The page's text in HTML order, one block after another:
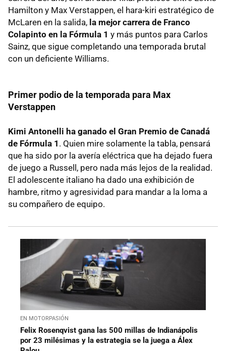
Hamilton y Max Verstappen, el hara-kiri estratégico de
McLaren en la salida, la mejor carrera de Franco
Colapinto en la Fórmula 1 y más puntos para Carlos
Sainz, que sigue completando una temporada brutal
con un deficiente Williams.
Primer podio de la temporada para Max
Verstappen
Kimi Antonelli ha ganado el Gran Premio de Canadá
de Fórmula 1 . Quien mire solamente la tabla, pensará
que ha sido por la avería eléctrica que ha dejado fuera
de juego a Russell, pero nada más lejos de la realidad.
El adolescente italiano ha dado una exhibición de
hambre, ritmo y agresividad para mandar a la loma a
su compañero de equipo.
EN MOTORPASIÓN
Felix Rosenqvist gana las 500 millas de Indianápolis
por 23 milésimas y la estrategia se la juega a Álex